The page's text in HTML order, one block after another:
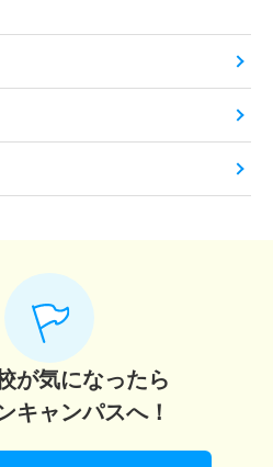
が気になったら
キャンパスへ！